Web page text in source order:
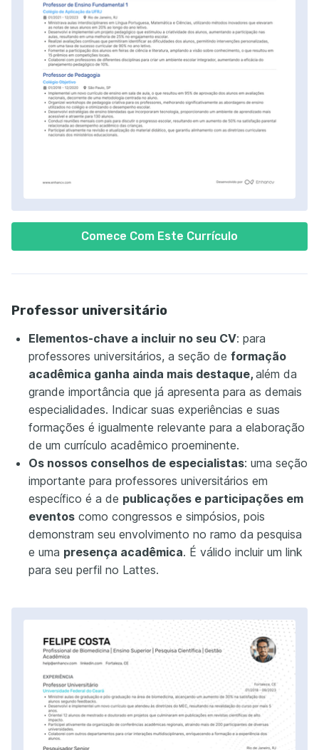
Comece Com Este Currículo
Professor universitário
Elementos-chave a incluir no seu CV: para
professores universitários, a seção de formação
acadêmica ganha ainda mais destaque, além da
grande importância que já apresenta para as demais
especialidades. Indicar suas experiências e suas
formações é igualmente relevante para a elaboração
de um currículo acadêmico proeminente.
Os nossos conselhos de especialistas: uma seção
importante para professores universitários em
específico é a de publicações e participações em
eventos como congressos e simpósios, pois
demonstram seu envolvimento no ramo da pesquisa
e uma presença acadêmica. É válido incluir um link
para seu perfil no Lattes.